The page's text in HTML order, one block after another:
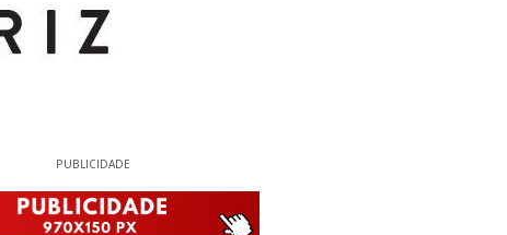
PUBLICIDADE